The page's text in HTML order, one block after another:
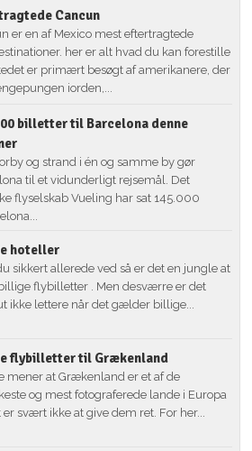
Cancun
er en af Mexico mest eftertragtede
her er alt hvad du kan forestille
er primært besøgt af amerikanere, der
iorden,...
billetter til Barcelona denne
og strand i én og samme by gør
til et vidunderligt rejsemål. Det
flyselskab Vueling har sat 145.000
hoteller
sikkert allerede ved så er det en jungle at
flybilletter . Men desværre er det
ikke lettere når det gælder billige...
flybilletter til Grækenland
mener at Grækenland er et af de
og mest fotograferede lande i Europa
er svært ikke at give dem ret. For her...